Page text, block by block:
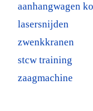
aanhangwagen
lasersnijden
zwenkkranen
stcw training
zaagmachine